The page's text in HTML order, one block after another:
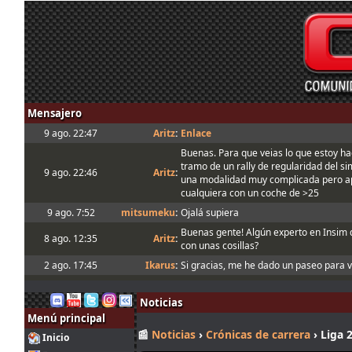
Mensajero
9 ago. 22:47 Aritz: Enlace
9 ago. 22:46 Aritz:
Buenas. Para que veias lo que estoy
tramo de un rally de regularidad del
una modalidad muy complicada pero
cualquiera con un coche de >25
9 ago. 7:52
mitsumeku: Ojalá supiera
8 ago. 12:35
Aritz: Buenas gente! Algún experto en Insim
con unas cosillas?
2 ago. 17:45
Ikarus: Si gracias, me he dado un paseo para
2 ago. 17:17 tangovalens :es la trazada que solemos hacer
En todo caso la Joker está marcada
Buenas, con la Joker lap entiendo
Menú principal
Inicio
Noticias
📰 Noticias › Crónicas de carrera › Liga